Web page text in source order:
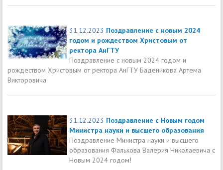
31.12.2023 Поздравление с новым 2024
годом и рождеством Христовым от
ректора АнГТУ
Поздравление с новым 2024 годом и
рождеством Христовым от ректора АнГТУ Баденикова Артема
Викторовича
31.12.2023 Поздравление с Новым годом
Министра науки и высшего образования
Поздравление Министра науки и высшего
образования Фалькова Валерия Николаевича с
Новым 2024 годом!